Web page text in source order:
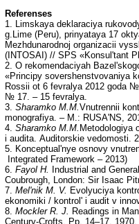
Referenses
1. Limskaya deklaraciya
g.Lime (Peru), prinyataya 17
Mezhdunarodnoj organizacii
(INTOSAI) // SPS «Konsul'tant
2. O rekomendaciyah
«Principy sovershenstvovaniya
Rossii ot 6 fevralya 2012 goda
№ 17. – 15 fevralya.
3. Sharamko M.M. Vnutrennii
monografiya. – M.: RUSA'NS,
4. Sharamko M.M. Metodologiya
i audita. Auditorskie vedomosti.
5. Konceptual'nye osnovy
Integrated Framework – 2013)
6. Fayol H. Industrial and
Coubrough, London: Sir Isaac
7. Mel'nik M. V. Evolyuciya
ekonomiki / kontrol' i audit v
8. Mockler R. J. Readings in
Century-Crofts. Pp. 14–17. 1970.